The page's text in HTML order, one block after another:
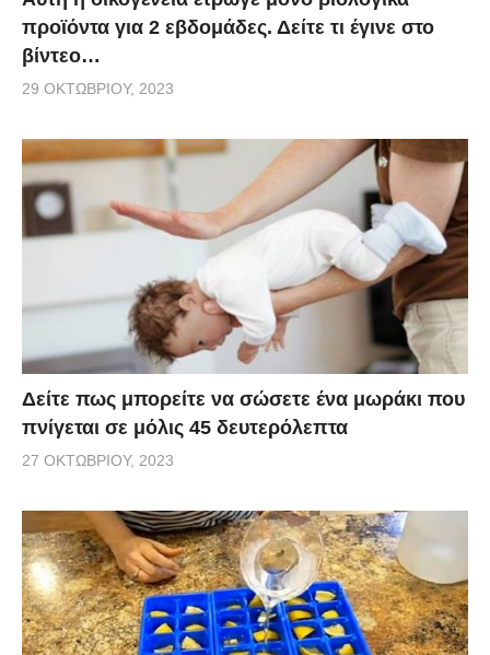
προϊόντα για 2 εβδομάδες. Δείτε τι έγινε στο
βίντεο…
29 ΟΚΤΩΒΡΊΟΥ, 2023
Δείτε πως μπορείτε να σώσετε ένα μωράκι που
πνίγεται σε μόλις 45 δευτερόλεπτα
27 ΟΚΤΩΒΡΊΟΥ, 2023